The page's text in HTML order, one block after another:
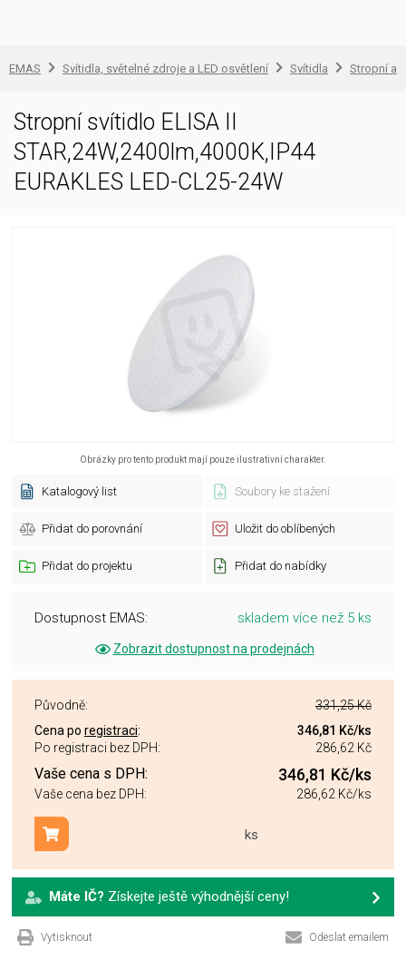
EMAS Svítidla, světelné zdroje a LED osvětlení Svítidla Stropní a
Stropní svítidlo ELISA II
STAR,24W,2400lm,4000K,IP44
EURAKLES LED-CL25-24W
Obrázky pro tento produkt mají pouze ilustrativní charakter.
Katalogový list Soubory ke stažení
Přidat do porovnání Uložit do oblíbených
Přidat do projektu Přidat do nabídky
Dostupnost EMAS: skladem více než 5 ks
Zobrazit dostupnost na prodejnách
Původně:
331,25 Kč
Cena po registraci: 346,81 Kč/ks
Po registraci bez DPH:
286,62 Kč
Vaše cena s DPH: 346,81 Kč/ks
Vaše cena bez DPH: 286,62 Kč/ks
ks
Přidat do košíku
Máte IČ? Získejte ještě výhodnější ceny!
Vytisknout Odeslat emailem